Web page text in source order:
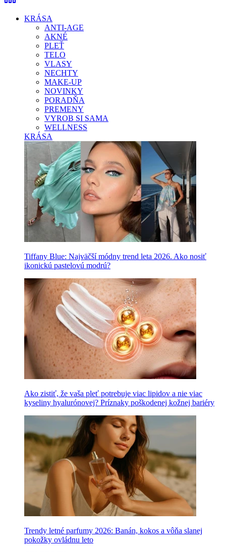
KRÁSA
ANTI-AGE
AKNÉ
PLEŤ
TELO
VLASY
NECHTY
MAKE-UP
NOVINKY
PORADŇA
PREMENY
VYROB SI SAMA
WELLNESS
KRÁSA
Tiffany Blue: Najväčší módny trend leta 2026. Ako nosiť
ikonickú pastelovú modrú?
Ako zistiť, že vaša pleť potrebuje viac lipidov a nie viac
kyseliny hyalurónovej? Príznaky poškodenej kožnej bariéry
Trendy letné parfumy 2026: Banán, kokos a vôňa slanej
pokožky ovládnu leto